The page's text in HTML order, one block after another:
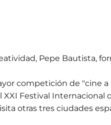
Pepe Bautista,
competición de "cine
XXI Festival Internacional
otras tres ciudades